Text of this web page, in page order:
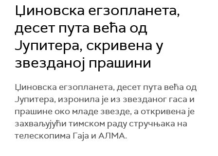
Џиновска егзопланета,
десет пута већа од
Јупитера, скривена у
звезданој прашини
Џиновска егзопланета, десет пута већа од
Јупитера, изронила је из звезданог гаса и
прашине око младе звезде, а откривена је
захваљујући тимском раду стручњака на
телескопима Гаја и АЛМА.